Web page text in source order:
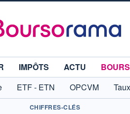
IMPÔTS ACTU
ETF - ETN OPCVM Taux
CHIFFRES-CLÉS